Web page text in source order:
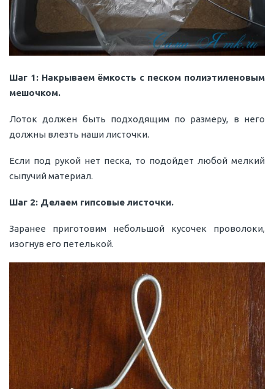
Шаг 1: Накрываем ёмкость с песком полиэтиленовым
мешочком.
Лоток должен быть подходящим по размеру, в него
должны влезть наши листочки.
Если под рукой нет песка, то подойдет любой мелкий
сыпучий материал.
Шаг 2: Делаем гипсовые листочки.
Заранее приготовим небольшой кусочек проволоки,
изогнув его петелькой.